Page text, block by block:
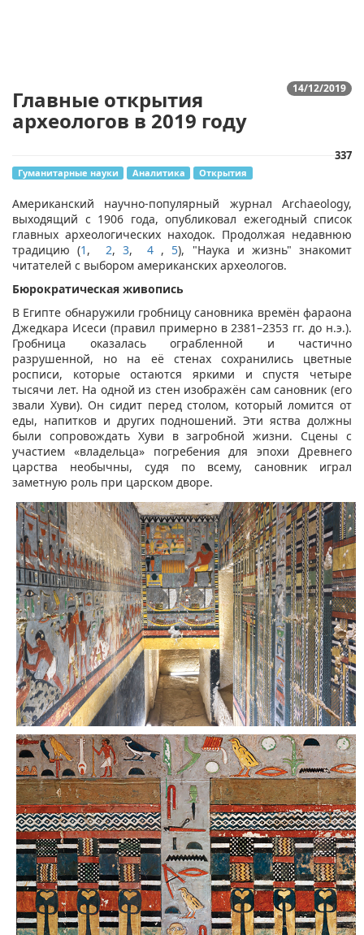
14/12/2019
Главные открытия
археологов в 2019 году
337
Гуманитарные науки Аналитика Открытия
Американский научно-популярный журнал Archaeology,
выходящий с 1906 года, опубликовал ежегодный список
главных археологических находок. Продолжая недавнюю
традицию (1 , 2, 3,4 , 5), "Наука и жизнь" знакомит
читателей с выбором американских археологов.
Бюрократическая живопись
В Египте обнаружили гробницу сановника времён фараона
Джедкара Исеси (правил примерно в 2381–2353 гг. до н.э.).
Гробница оказалась ограбленной и частично
разрушенной, но на её стенах сохранились цветные
росписи, которые остаются яркими и спустя четыре
тысячи лет. На одной из стен изображён сам сановник (его
звали Хуви). Он сидит перед столом, который ломится от
еды, напитков и других подношений. Эти яства должны
были сопровождать Хуви в загробной жизни. Сцены с
участием «владельца» погребения для эпохи Древнего
царства необычны, судя по всему, сановник играл
заметную роль при царском дворе.